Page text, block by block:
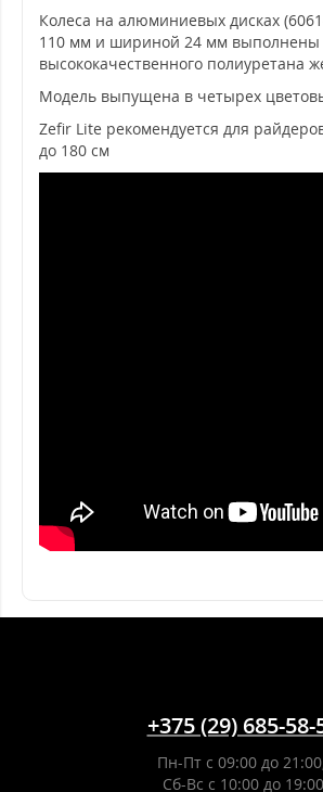
Колеса на алюминиевых дисках
110 мм и шириной 24 мм выполнены
высококачественного полиуретана
Модель выпущена в четырех
Zefir Lite рекомендуется для
до 180 см
+375 (29) 685-58-
Пн-Пт с 09:00 до
Сб-Вс с 10:00 до 19:00